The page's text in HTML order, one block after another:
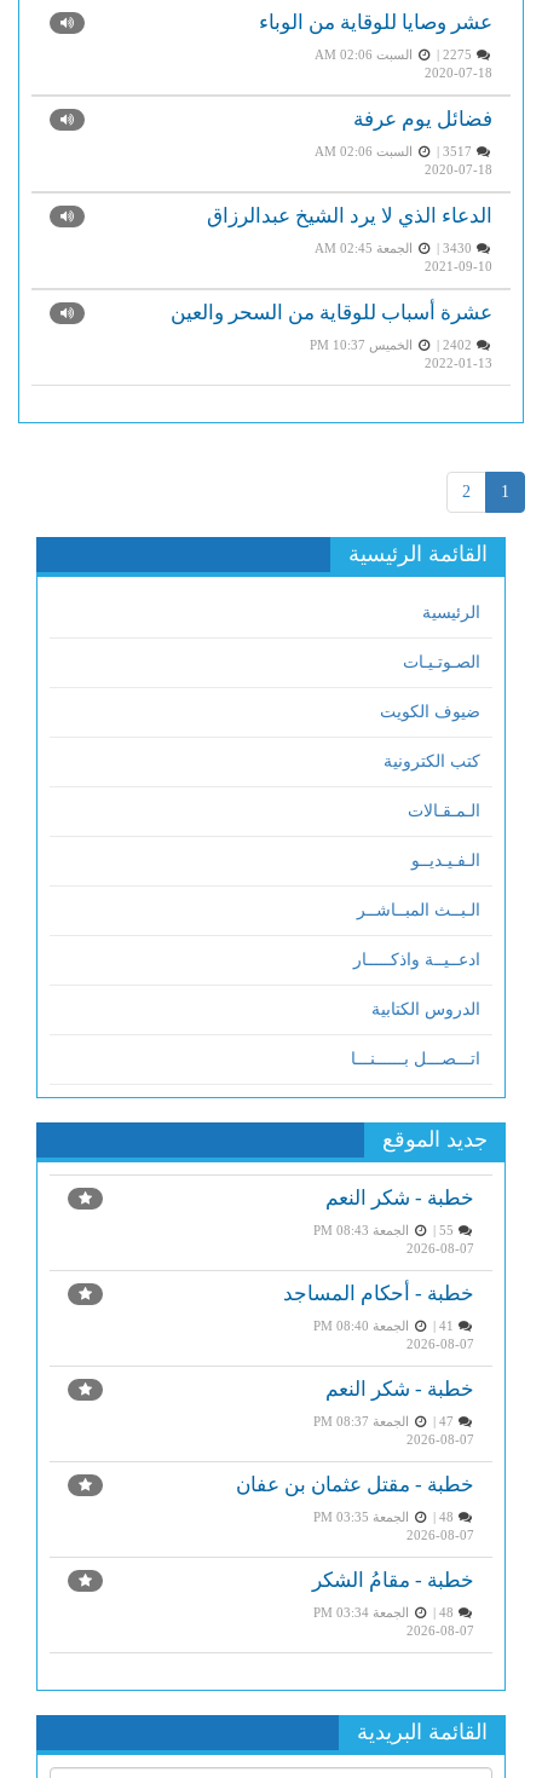
عشر وصايا للوقاية من الوباء
السبت AM 02:06
2020-07-18
فضائل يوم عرفة
السبت AM 02:06
2020-07-18
الدعاء الذي لا يرد الشيخ عبدالرزاق
الجمعة AM 02:45
2021-09-10
عشرة أسباب للوقاية من السحر والعين
الخميس PM 10:37
2022-01-13
1
2
القائمة الرئيسية
الرئيسية
الصـوتـيـات
ضيوف الكويت
كتب الكترونية
الـمـقـالات
الـفـيـديــو
الـبــث المبــاشــر
ادعــيــة واذكـــــار
الدروس الكتابية
اتـــصـــل بــــــنـــا
جديد الموقع
خطبة - شكر النعم
الجمعة PM 08:43
2026-08-07
خطبة - أحكام المساجد
الجمعة PM 08:40
2026-08-07
خطبة - شكر النعم
الجمعة PM 08:37
2026-08-07
خطبة - مقتل عثمان بن عفان
الجمعة PM 03:35
2026-08-07
خطبة - مقامُ الشكر
الجمعة PM 03:34
2026-08-07
القائمة البريدية